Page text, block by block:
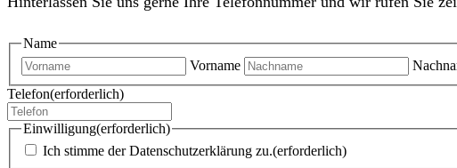
Name
Vorname
Telefon(erforderlich)
Einwilligung(erforderlich)
Ich stimme der Datenschutzerklärung zu.(erforderlich)